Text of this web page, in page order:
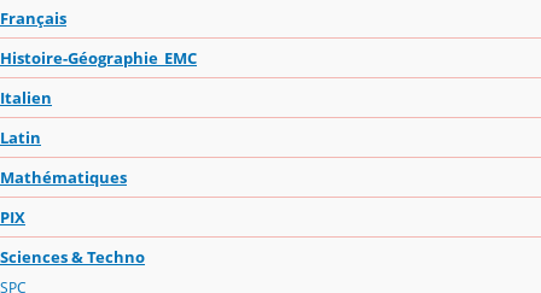
Français
Histoire-Géographie_EMC
Italien
Latin
Mathématiques
PIX
Sciences & Techno
SPC